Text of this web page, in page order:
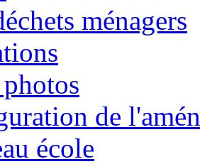
ménagers
de
école